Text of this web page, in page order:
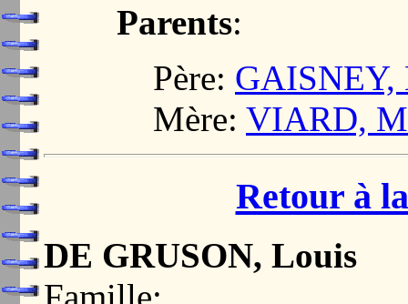
Parents:
Père: GAISNEY,
Mère: VIARD,
Retour à
DE GRUSON, Louis
Famille: